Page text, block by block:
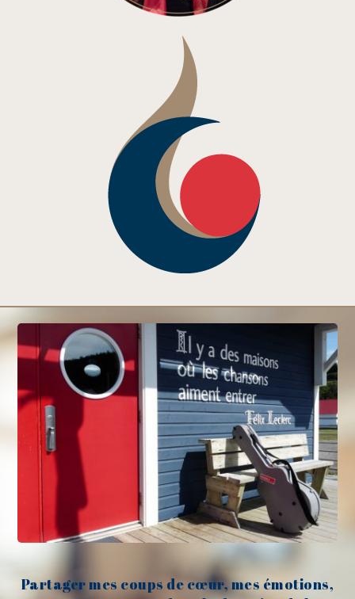
Partager mes coups de cœur, mes émotions,